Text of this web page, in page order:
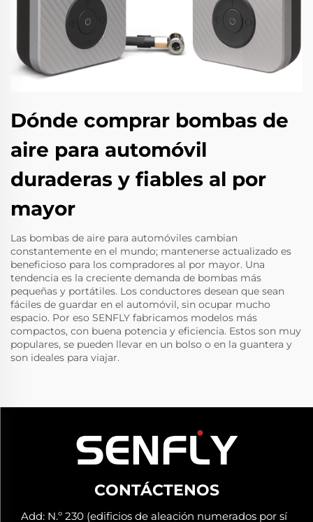
Dónde comprar bombas de
aire para automóvil
duraderas y fiables al por
mayor
Las bombas de aire para automóviles cambian
constantemente en el mundo; mantenerse actualizado es
beneficioso para los compradores al por mayor. Una
tendencia es la creciente demanda de bombas más
pequeñas y portátiles. Los conductores desean que sean
fáciles de guardar en el automóvil, sin ocupar mucho
espacio. Por eso SENFLY fabricamos modelos más
compactos, con buena potencia y eficiencia. Estos son muy
populares, se pueden llevar en un bolso o en la guantera y
son ideales para viajar.
CONTÁCTENOS
Add: N.º 230 (edificios de aleación numerados por sí